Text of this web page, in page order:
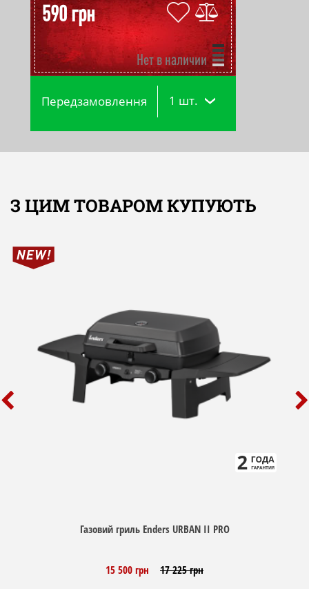
590 грн
Нет в наличии
Передзамовлення 1 шт.
З ЦИМ ТОВАРОМ КУПУЮТЬ
Газовий гриль Enders URBAN II PRO
15 500 грн 17 225 грн